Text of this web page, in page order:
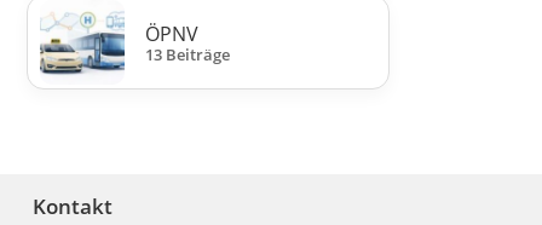
ÖPNV
13 Beiträge
Kontakt